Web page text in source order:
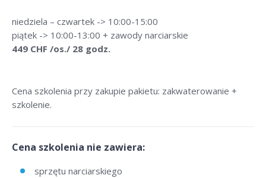
niedziela – czwartek -> 10:00-15:00
piątek -> 10:00-13:00 + zawody narciarskie
449 CHF /os./ 28 godz.
Cena szkolenia przy zakupie pakietu: zakwaterowanie +
szkolenie.
Cena szkolenia nie zawiera:
sprzętu narciarskiego